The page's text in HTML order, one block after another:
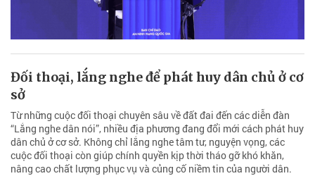
Đối thoại, lắng nghe để phát huy dân chủ ở cơ
sở
Từ những cuộc đối thoại chuyên sâu về đất đai đến các diễn đàn
“Lắng nghe dân nói”, nhiều địa phương đang đổi mới cách phát huy
dân chủ ở cơ sở. Không chỉ lắng nghe tâm tư, nguyện vọng, các
cuộc đối thoại còn giúp chính quyền kịp thời tháo gỡ khó khăn,
nâng cao chất lượng phục vụ và củng cố niềm tin của người dân.